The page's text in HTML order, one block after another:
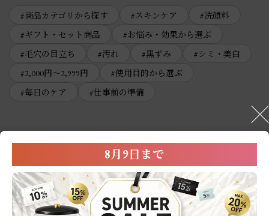
商品カテゴリから探す スキンケア
洗顔料
ギフト・セット商品
お悩み・効果から選ぶ
毛穴の目立ち
汚れ 黒ずみ
シミ・美白
2,000円～2,999円
使用目的から選ぶ
毎日のケア
仕事前の準備
User’s Review
お客様の声
8月9日まで